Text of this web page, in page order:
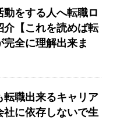
動をする人へ転職ロ
介【これを読めば転
全に理解出来ま
転職出来るキャリア
社に依存しないで生